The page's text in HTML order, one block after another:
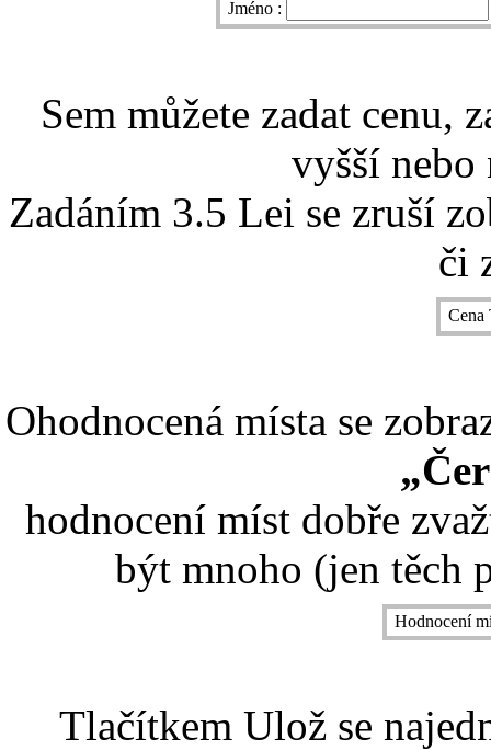
Jméno :
Sem můžete zadat cenu,
vyšší nebo
Zadáním 3.5 Lei se zruší
či
Ohodnocená místa se
hodnocení míst dobře
být mnoho (jen těch
Hodnocení
Tlačítkem Ulož se